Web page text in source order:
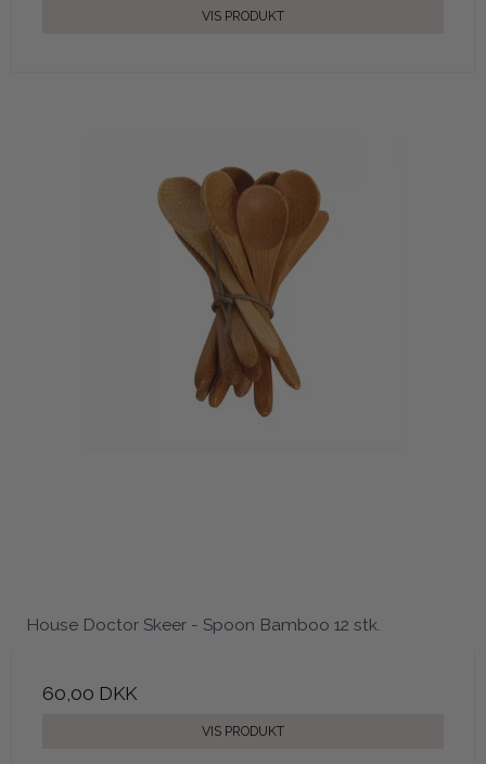
VIS PRODUKT
House Doctor Skeer - Spoon Bamboo 12 stk.
60,00 DKK
VIS PRODUKT